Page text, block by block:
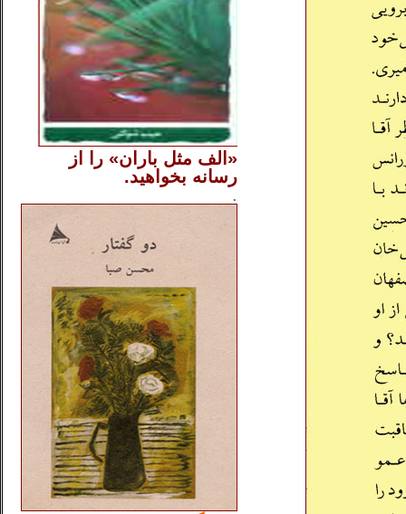
«الف مثل باران» را از
رسانه بخواهید.
.